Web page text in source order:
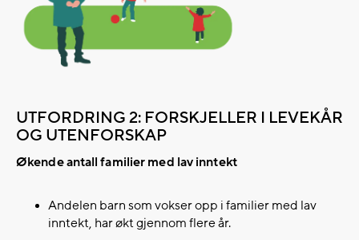
UTFORDRING 2: FORSKJELLER I LEVEKÅR
OG UTENFORSKAP
Økende antall familier med lav inntekt
Andelen barn som vokser opp i familier med lav
inntekt, har økt gjennom flere år.​